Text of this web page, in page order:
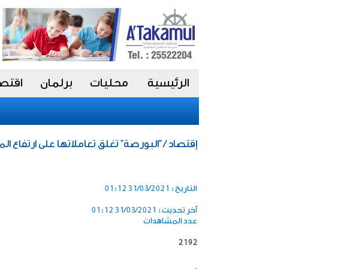
الرئيسية محليات برلمان
إقتصاد / "البورصة" تغلق تعاملاتها على ارتفاع
التاريخ : 31/03/2021 01:12
آخر تحديث : 31/03/2021 01:12
عدد المشاهدات
2192